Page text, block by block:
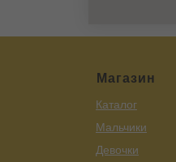
Магазин
Каталог
Мальчики
Девочки